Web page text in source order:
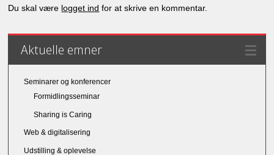
Du skal være logget ind for at skrive en kommentar.
Aktuelle emner
Seminarer og konferencer
Formidlingsseminar
Sharing is Caring
Web & digitalisering
Udstilling & oplevelse